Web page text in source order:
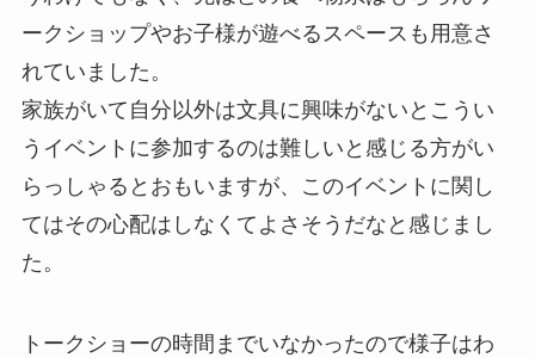
ークショップやお子様が遊べるスペースも用意さ
れていました。
家族がいて自分以外は文具に興味がないとこうい
うイベントに参加するのは難しいと感じる方がい
らっしゃるとおもいますが、このイベントに関し
てはその心配はしなくてよさそうだなと感じまし
た。
トークショーの時間までいなかったので様子はわ